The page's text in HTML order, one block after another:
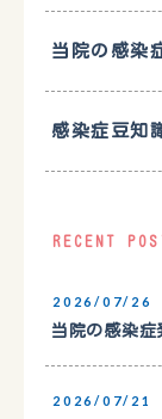
当院の感染
感染症豆知
RECENT
2026/07/26
当院の感染
2026/07/21